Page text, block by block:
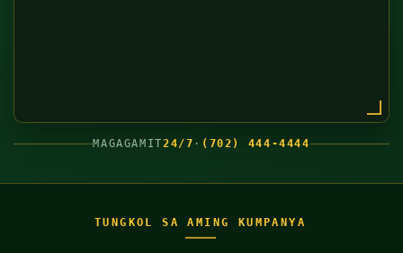
MAGAGAMIT24/7 · (702) 444-4444
TUNGKOL SA AMING KUMPANYA